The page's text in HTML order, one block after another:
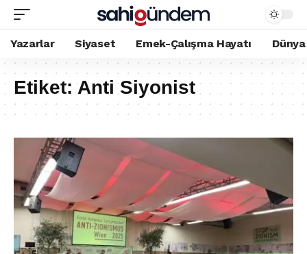
Yazarlar Siyaset Emek-Çalışma Hayatı Dünya
Etiket:Anti Siyonist